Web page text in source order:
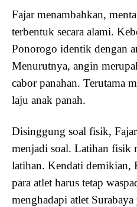
Fajar menambahkan,
terbentuk secara alami.
Ponorogo identik dengan
Menurutnya, angin
cabor panahan. Terutama
laju anak panah.
Disinggung soal fisik,
menjadi soal. Latihan fisik
latihan. Kendati demikian,
para atlet harus tetap
menghadapi atlet